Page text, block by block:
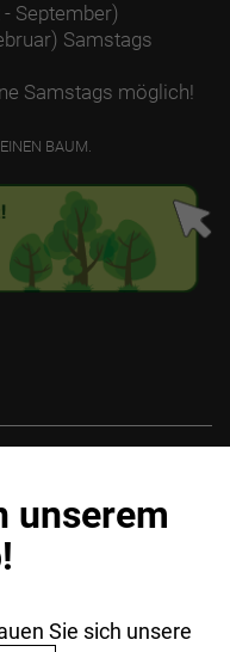
September)
Samstags
Samstags möglich!
BAUM.
unserem
Sie sich unsere